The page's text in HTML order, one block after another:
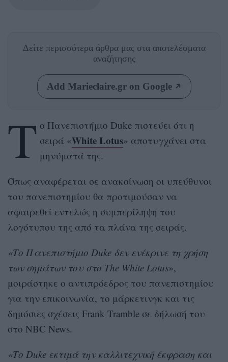
Δείτε περισσότερα άρθρα μας στα αποτελέσματα
αναζήτησης
Add Marieclaire.gr on Google
Τ ο Πανεπιστήμιο Duke πιστεύει ότι η
σειρά «White Lotus» αποτυγχάνει στα
μηνύματά της.
Όπως αναφέρεται σε ανακοίνωση οι υπεύθυνοι
του πανεπιστημίου θα προτιμούσαν να
αφαιρεθεί εντελώς η συμπερίληψη του
λογότυπου της από τα πλάνα της σειράς.
«Το Πανεπιστήμιο Duke δεν ενέκρινε τη χρήση
των σημάτων του στο The White Lotus»,
μοιράστηκε ο αντιπρόεδρος του πανεπιστημίου
για την επικοινωνία, το μάρκετινγκ και τις
δημόσιες σχέσεις Frank Tramble σε δήλωσή του
στο NBC News.
«Το Duke εκτιμά την καλλιτεχνική έκφραση και